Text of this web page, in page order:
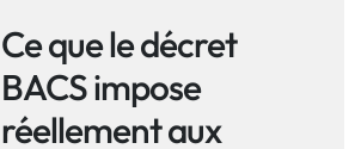
Ce que le décret
BACS impose
réellement aux